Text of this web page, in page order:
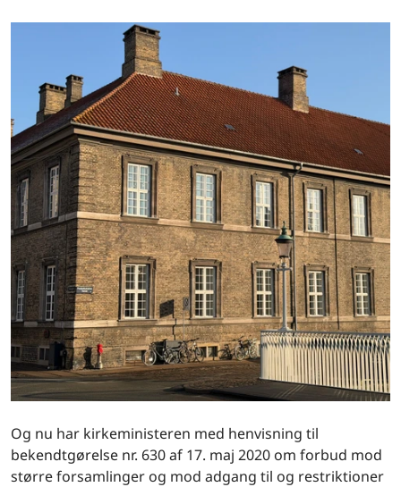
Og nu har kirkeministeren med henvisning til
bekendtgørelse nr. 630 af 17. maj 2020 om forbud mod
større forsamlinger og mod adgang til og restriktioner